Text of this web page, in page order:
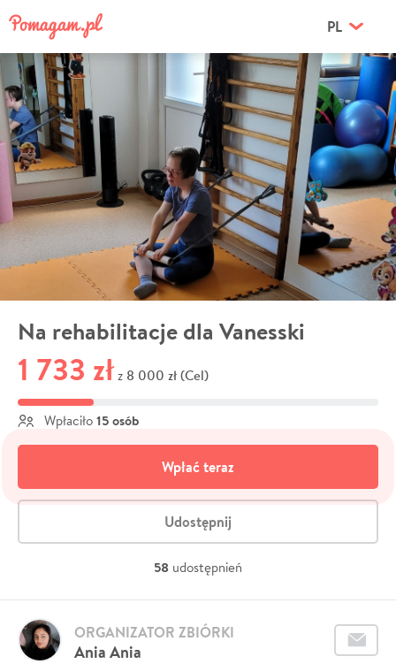
PL
Na rehabilitacje dla Vanesski
1 733 zł z 8 000 zł (Cel)
Wpłaciło 15 osób
Wpłać teraz
Udostępnij
58 udostępnień
Ania Ania
ORGANIZATOR ZBIÓRKI